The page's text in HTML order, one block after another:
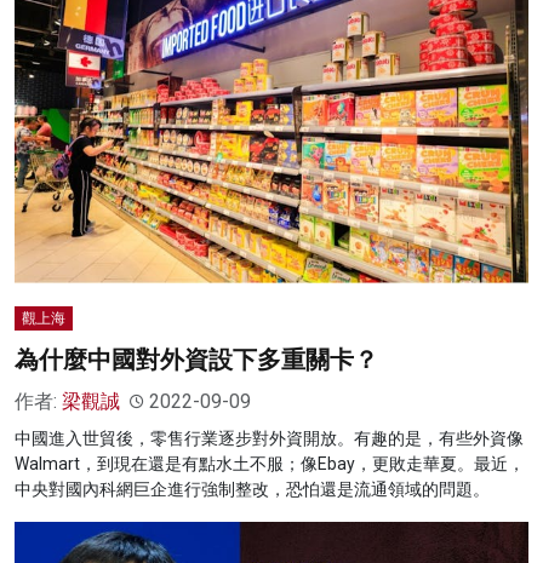
觀上海
為什麼中國對外資設下多重關卡？
作者: 梁觀誠 2022-09-09
中國進入世貿後，零售行業逐步對外資開放。有趣的是，有些外資像
Walmart，到現在還是有點水土不服；像Ebay，更敗走華夏。最近，
中央對國內科網巨企進行強制整改，恐怕還是流通領域的問題。